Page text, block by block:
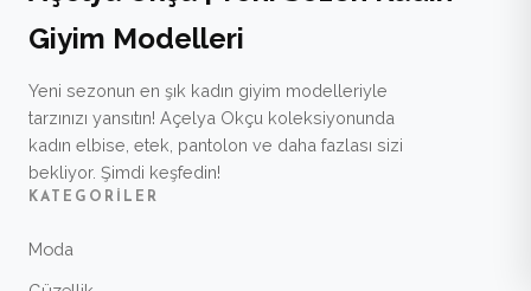
Giyim Modelleri
Yeni sezonun en şık kadın giyim modelleriyle
tarzınızı yansıtın! Açelya Okçu koleksiyonunda
kadın elbise, etek, pantolon ve daha fazlası sizi
bekliyor. Şimdi keşfedin!
KATEGORILER
Moda